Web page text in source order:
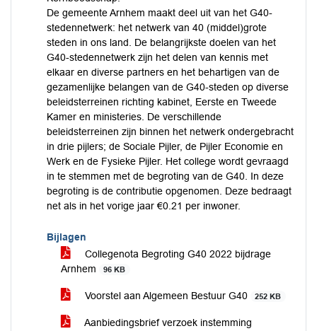
De gemeente Arnhem maakt deel uit van het G40-
stedennetwerk: het netwerk van 40 (middel)grote
steden in ons land. De belangrijkste doelen van het
G40-stedennetwerk zijn het delen van kennis met
elkaar en diverse partners en het behartigen van de
gezamenlijke belangen van de G40-steden op diverse
beleidsterreinen richting kabinet, Eerste en Tweede
Kamer en ministeries. De verschillende
beleidsterreinen zijn binnen het netwerk ondergebracht
in drie pijlers; de Sociale Pijler, de Pijler Economie en
Werk en de Fysieke Pijler. Het college wordt gevraagd
in te stemmen met de begroting van de G40. In deze
begroting is de contributie opgenomen. Deze bedraagt
net als in het vorige jaar €0.21 per inwoner.
Bijlagen
Collegenota Begroting G40 2022 bijdrage
Arnhem
96 KB
Voorstel aan Algemeen Bestuur G40 252 KB
Aanbiedingsbrief verzoek instemming